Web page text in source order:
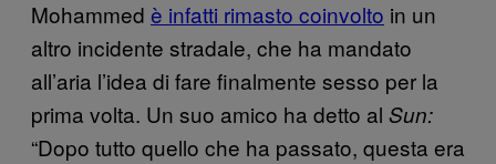
Mohammed è infatti rimasto coinvolto in un
altro incidente stradale, che ha mandato
all’aria l’idea di fare finalmente sesso per la
prima volta. Un suo amico ha detto al Sun:
“Dopo tutto quello che ha passato, questa era